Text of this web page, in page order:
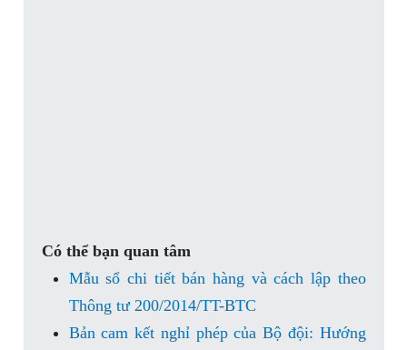
Có thể bạn quan tâm
Mẫu sổ chi tiết bán hàng và cách lập theo
Thông tư 200/2014/TT-BTC
Bản cam kết nghỉ phép của Bộ đội: Hướng